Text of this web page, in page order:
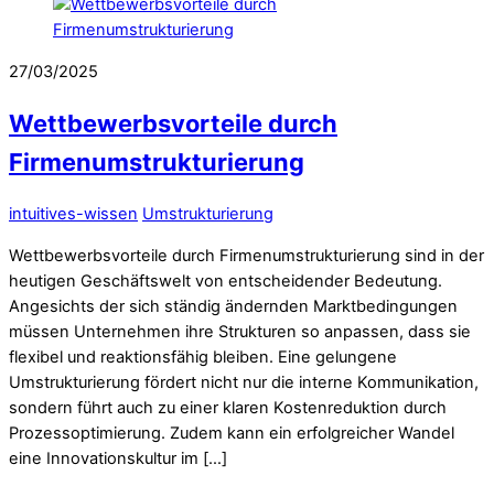
27/03/2025
Wettbewerbsvorteile durch
Firmenumstrukturierung
intuitives-wissen Umstrukturierung
Wettbewerbsvorteile durch Firmenumstrukturierung sind in der
heutigen Geschäftswelt von entscheidender Bedeutung.
Angesichts der sich ständig ändernden Marktbedingungen
müssen Unternehmen ihre Strukturen so anpassen, dass sie
flexibel und reaktionsfähig bleiben. Eine gelungene
Umstrukturierung fördert nicht nur die interne Kommunikation,
sondern führt auch zu einer klaren Kostenreduktion durch
Prozessoptimierung. Zudem kann ein erfolgreicher Wandel
eine Innovationskultur im […]